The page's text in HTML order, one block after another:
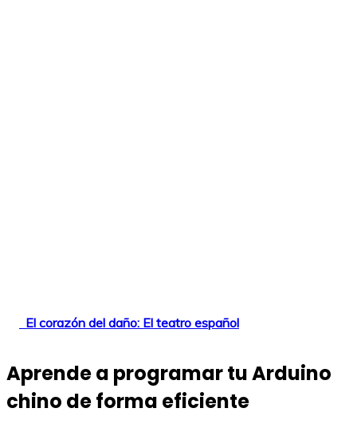
El corazón del daño: El teatro español
Aprende a programar tu Arduino
chino de forma eficiente